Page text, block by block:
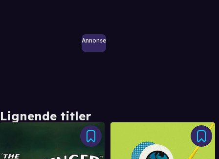
Annonse
Lignende titler